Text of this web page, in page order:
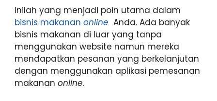
inilah yang menjadi poin utama dalam
bisnis makanan online Anda. Ada banyak
bisnis makanan di luar yang tanpa
menggunakan website namun mereka
mendapatkan pesanan yang berkelanjutan
dengan menggunakan aplikasi pemesanan
makanan online.